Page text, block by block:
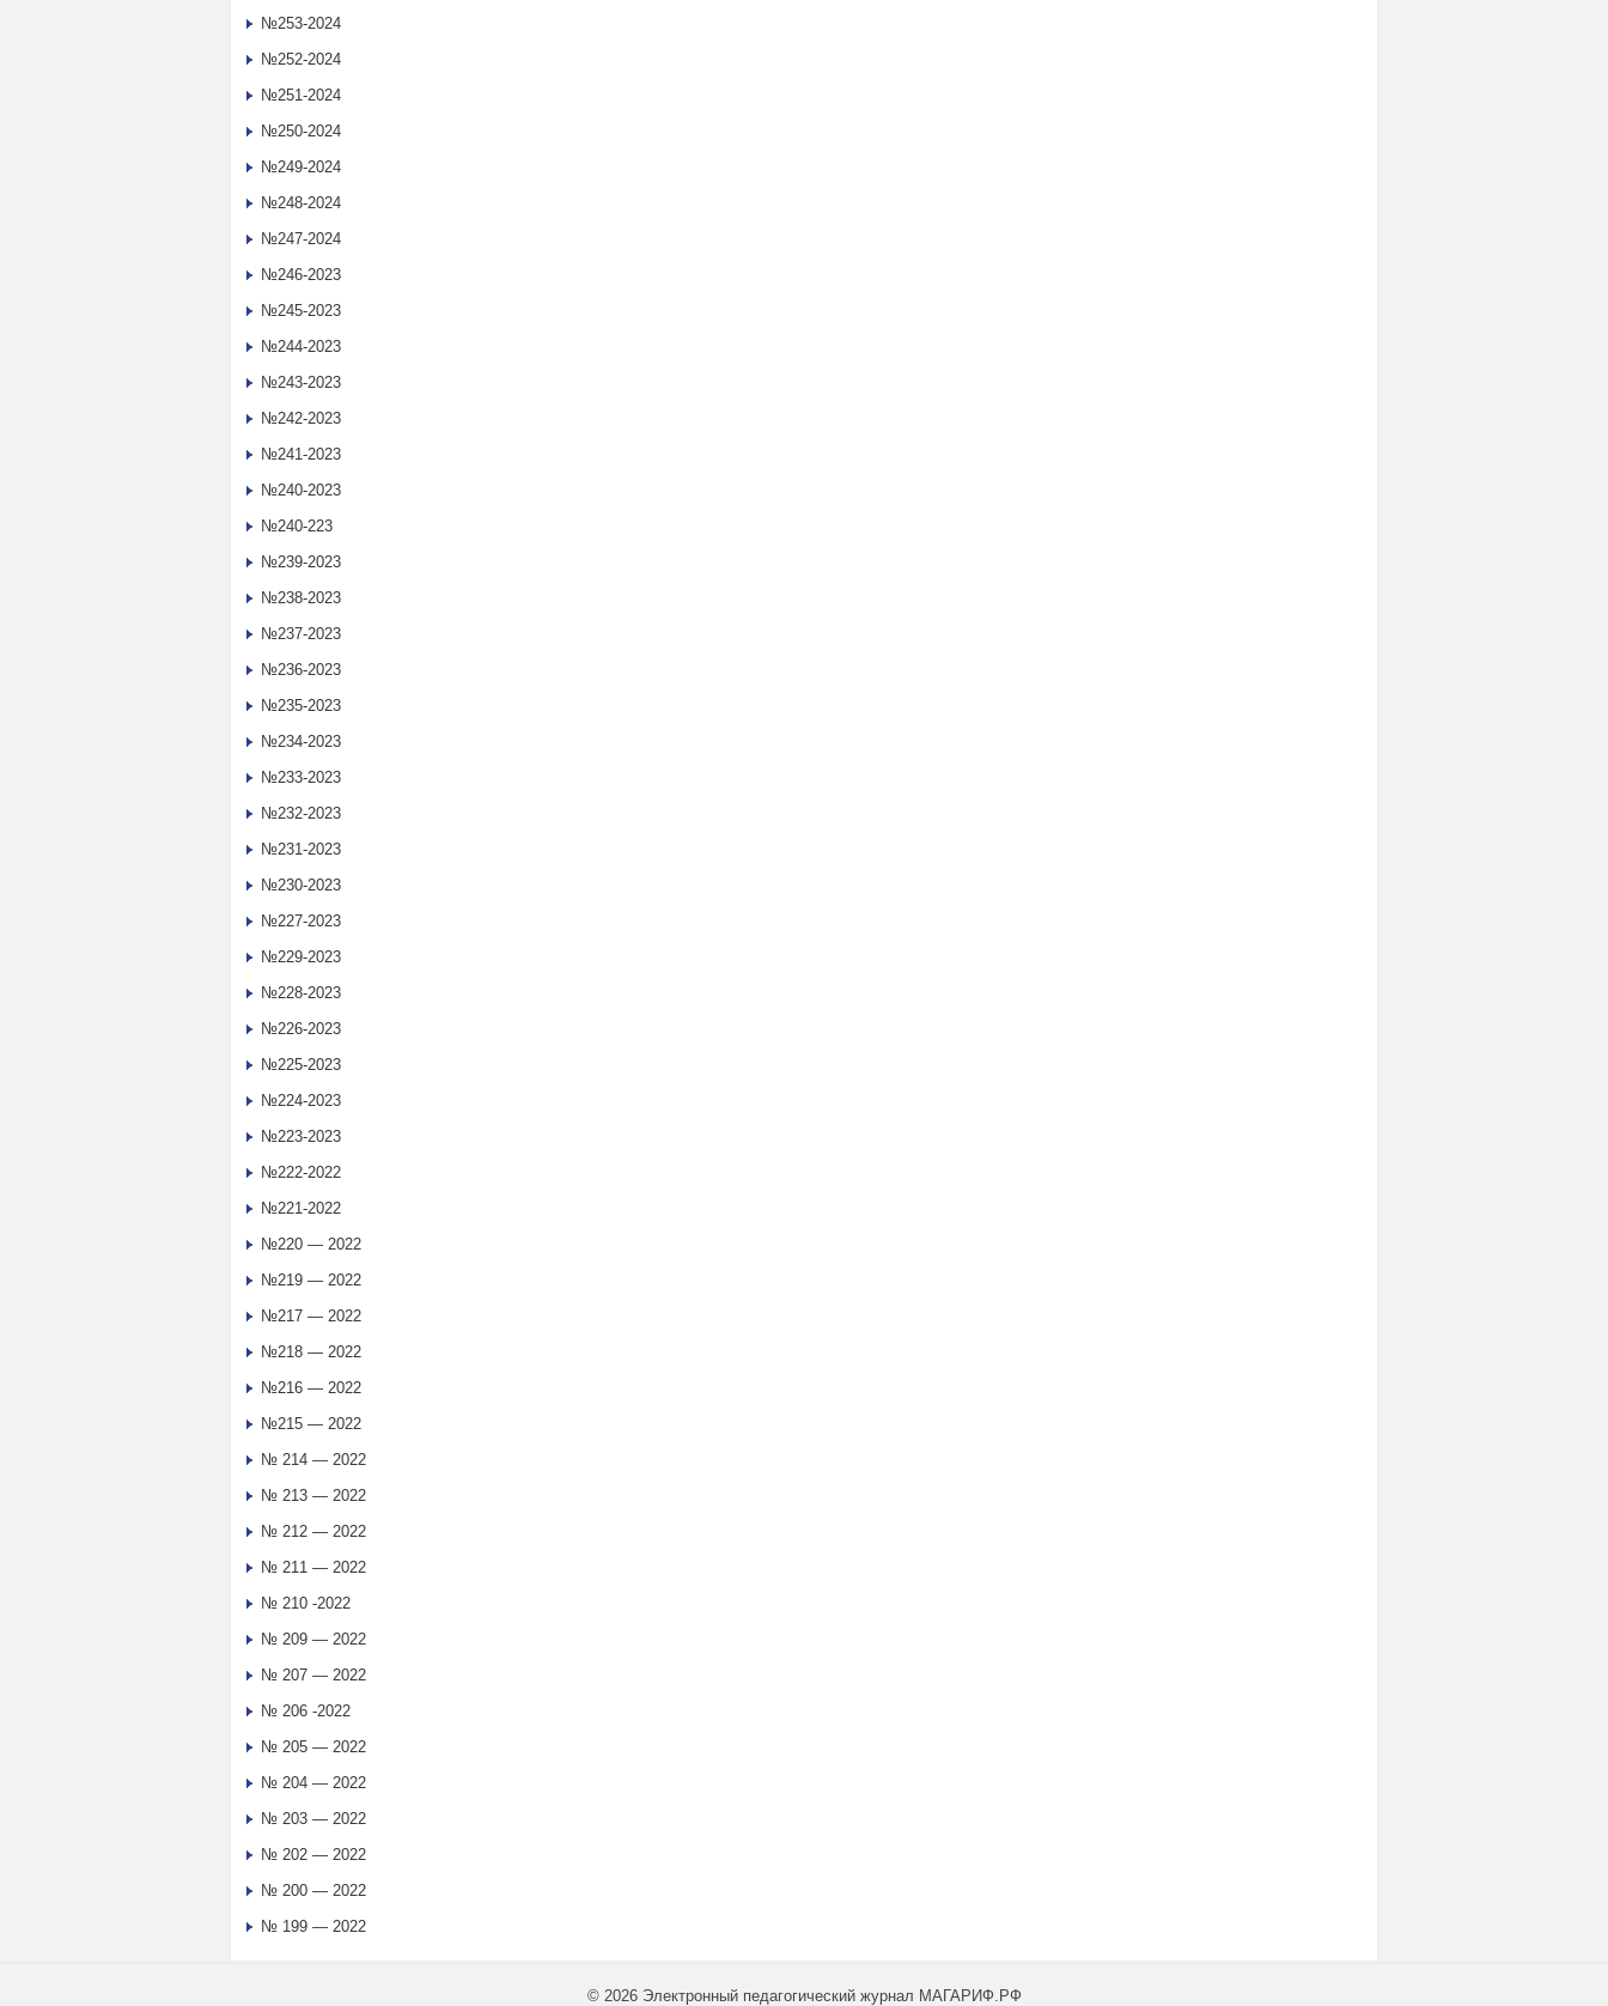
№253-2024
№252-2024
№251-2024
№250-2024
№249-2024
№248-2024
№247-2024
№246-2023
№245-2023
№244-2023
№243-2023
№242-2023
№241-2023
№240-2023
№240-223
№239-2023
№238-2023
№237-2023
№236-2023
№235-2023
№234-2023
№233-2023
№232-2023
№231-2023
№230-2023
№227-2023
№229-2023
№228-2023
№226-2023
№225-2023
№224-2023
№223-2023
№222-2022
№221-2022
№220 — 2022
№219 — 2022
№217 — 2022
№218 — 2022
№216 — 2022
№215 — 2022
№ 214 — 2022
№ 213 — 2022
№ 212 — 2022
№ 211 — 2022
№ 210 -2022
№ 209 — 2022
№ 207 — 2022
№ 206 -2022
№ 205 — 2022
№ 204 — 2022
№ 203 — 2022
№ 202 — 2022
№ 200 — 2022
№ 199 — 2022
© 2026 Электронный педагогический журнал МАГАРИФ.РФ